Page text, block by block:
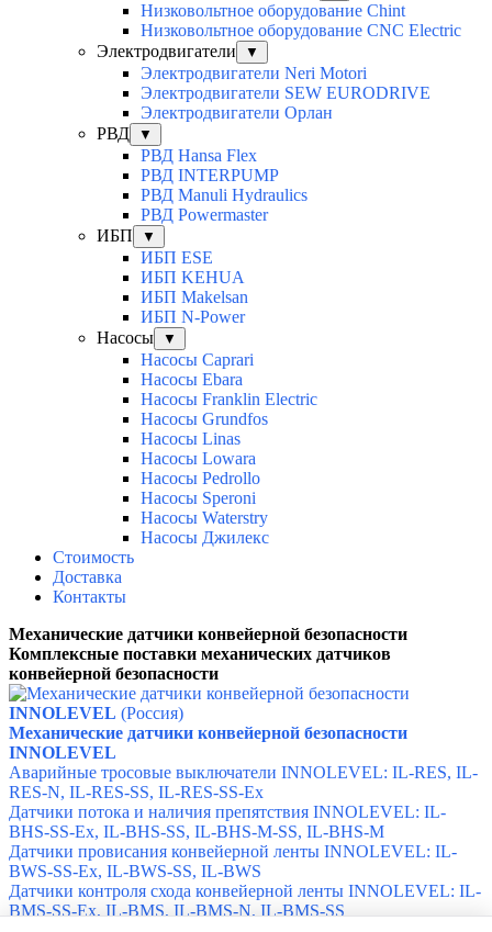
Низковольтное оборудование Chint
Низковольтное оборудование CNC Electric
Электродвигатели
▼
Электродвигатели Neri Motori
Электродвигатели SEW EURODRIVE
Электродвигатели Орлан
РВД
▼
РВД Hansa Flex
РВД INTERPUMP
РВД Manuli Hydraulics
РВД Powermaster
ИБП
▼
ИБП ESE
ИБП KEHUA
ИБП Makelsan
ИБП N-Power
Насосы
▼
Насосы Caprari
Насосы Ebara
Насосы Franklin Electric
Насосы Grundfos
Насосы Linas
Насосы Lowara
Насосы Pedrollo
Насосы Speroni
Насосы Waterstry
Насосы Джилекс
Стоимость
Доставка
Контакты
Механические датчики конвейерной безопасности
Комплексные поставки механических датчиков
конвейерной безопасности
INNOLEVEL (Россия)
Механические датчики конвейерной безопасности
INNOLEVEL
Аварийные тросовые выключатели INNOLEVEL: IL-RES, IL-
RES-N, IL-RES-SS, IL-RES-SS-Ex
Датчики потока и наличия препятствия INNOLEVEL: IL-
BHS-SS-Ex, IL-BHS-SS, IL-BHS-M-SS, IL-BHS-M
Датчики провисания конвейерной ленты INNOLEVEL: IL-
BWS-SS-Ex, IL-BWS-SS, IL-BWS
Датчики контроля схода конвейерной ленты INNOLEVEL: IL-
BMS-SS-Ex, IL-BMS, IL-BMS-N, IL-BMS-SS